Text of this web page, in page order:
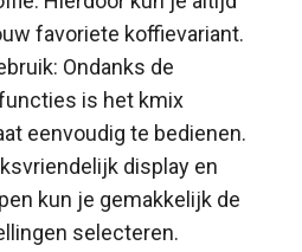
favoriete koffievariant.
Ondanks de
is het kmix
eenvoudig te bedienen.
display en
kun je gemakkelijk de
selecteren.